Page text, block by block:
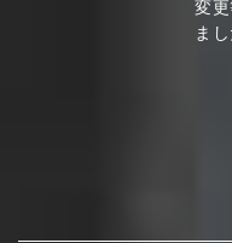
変
まし